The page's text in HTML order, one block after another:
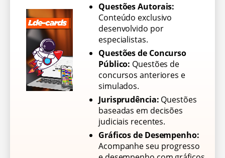
Questões Autorais:
Conteúdo exclusivo
desenvolvido por
especialistas.
Questões de Concurso
Público: Questões de
concursos anteriores e
simulados.
Jurisprudência: Questões
baseadas em decisões
judiciais recentes.
Gráficos de Desempenho:
Acompanhe seu progresso